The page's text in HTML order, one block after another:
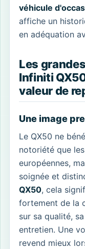
véhicule
affiche un
en adéquation
Les
Infiniti
valeur de
Une image
Le QX50 ne
notoriété que
européennes,
soignée et
QX50, cela
fortement de la
sur sa qualité,
entretien. Une
revend mieux